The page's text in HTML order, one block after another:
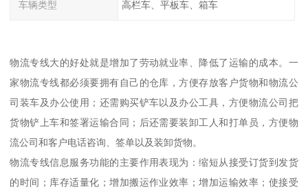
车辆类型 高栏车、平板车、箱车
物流专线大的好处就是增加了劳动就业率、降低了运输的成本。一
家物流专线都必须要拥有自己的仓库，方便存放客户货物和物流公
司装车及办公使用；还需购买铲车以及办公工具，方便物流公司把
货物铲上车和签署运输合同；后还需要装卸工人和打单员，方便物
流公司和客户电话咨询、签单以及装卸货物。
物流专线信息服务功能的主要作用表现为：缩短从接受订货到发货
的时间；库存适量化；增加搬运作业效率；增加运输效率；使接受